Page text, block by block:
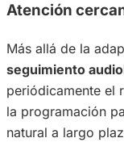
Atención
Más allá de la
seguimiento
periódicamente el
la programación
natural a largo